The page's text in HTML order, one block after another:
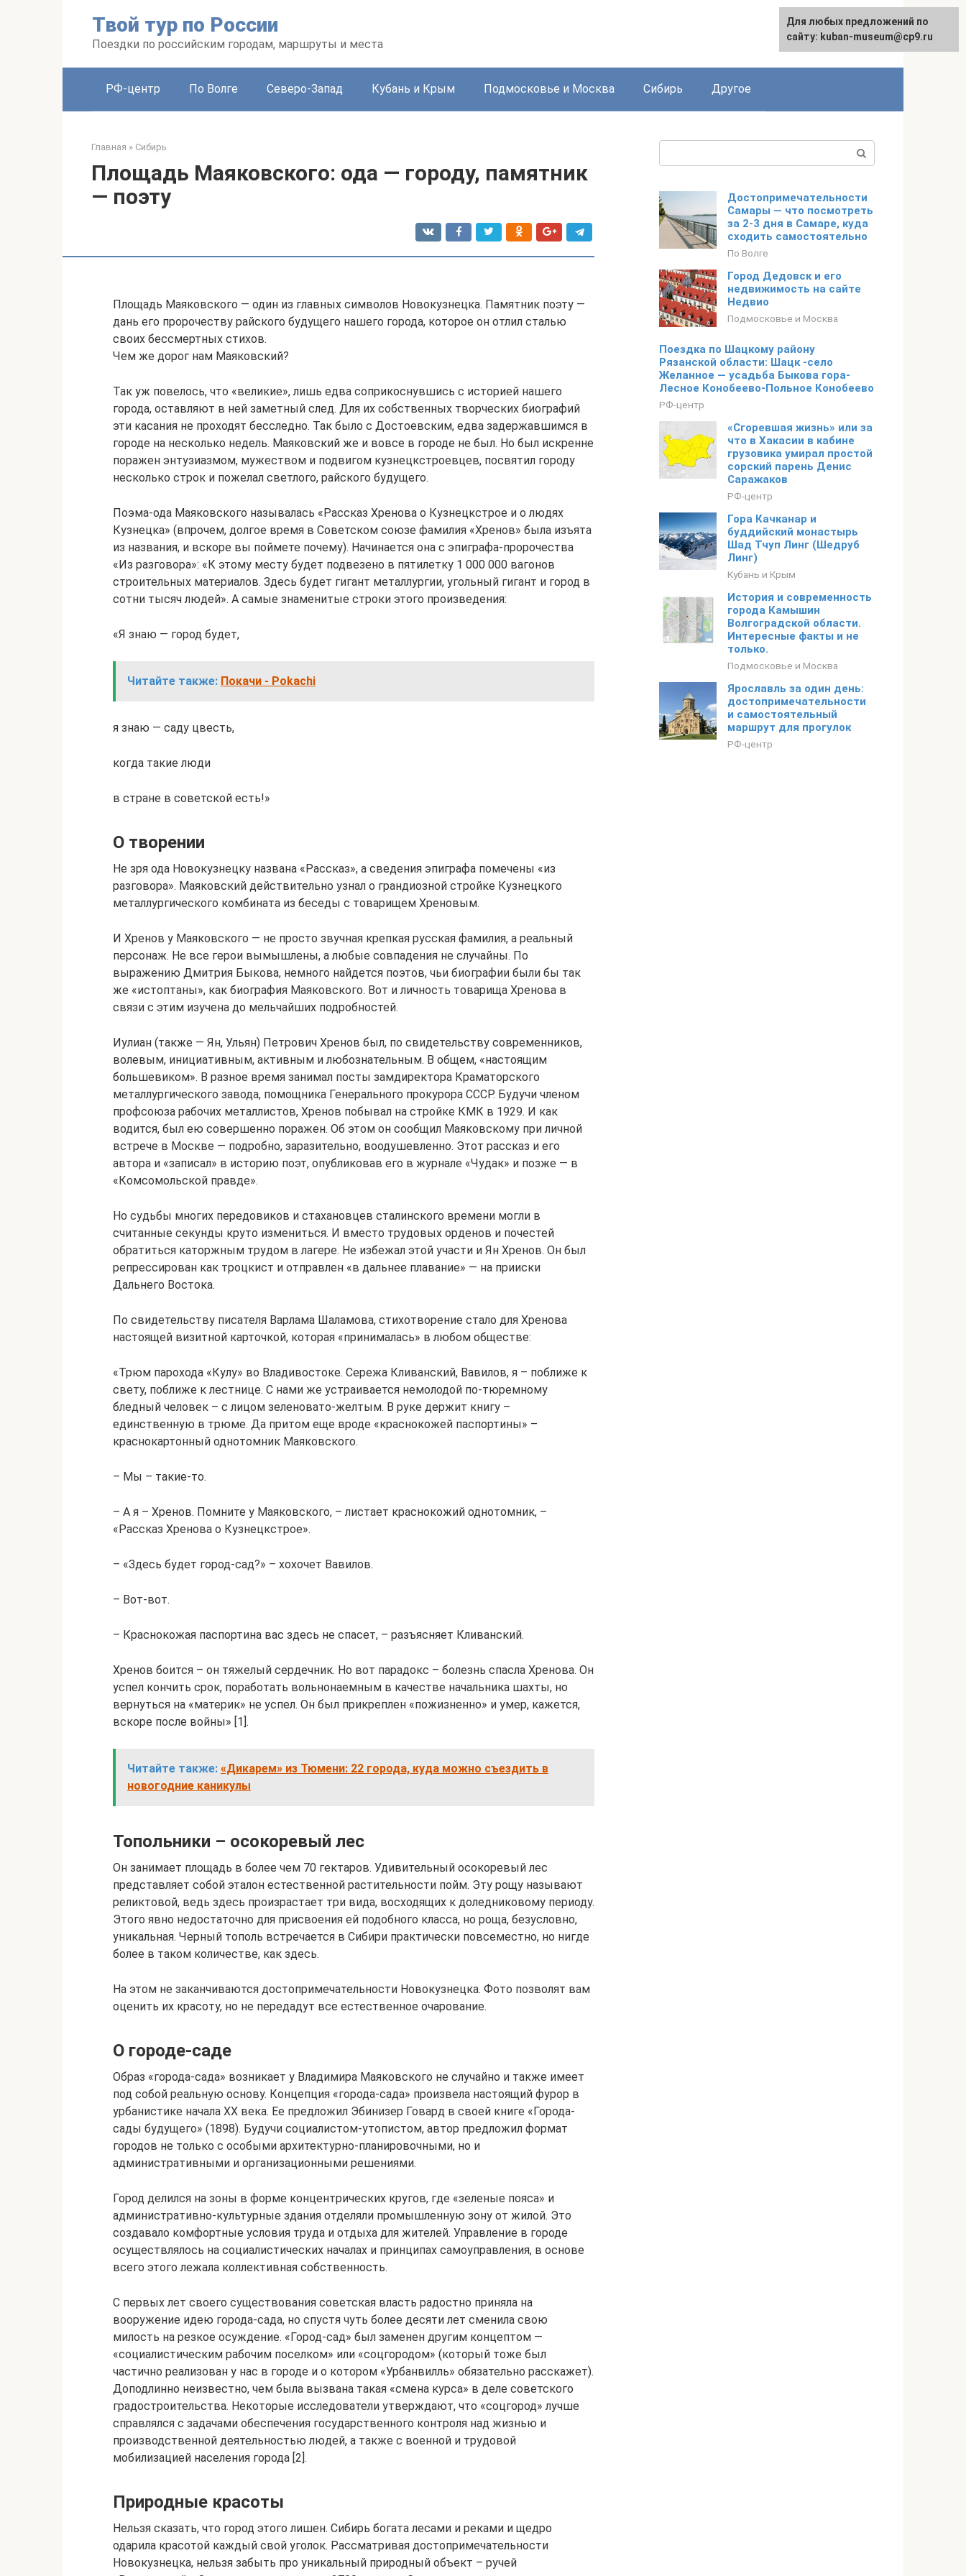
Твой тур по России
Поездки по российским городам, маршруты и места
РФ-центр По Волге Северо-Запад Кубань и Крым Подмосковье и Москва Сибирь Другое
Главная » Сибирь
Площадь Маяковского: ода — городу, памятник
— поэту
Площадь Маяковского — один из главных символов Новокузнецка. Памятник поэту —
дань его пророчеству райского будущего нашего города, которое он отлил сталью
своих бессмертных стихов.
Чем же дорог нам Маяковский?
Так уж повелось, что «великие», лишь едва соприкоснувшись с историей нашего
города, оставляют в ней заметный след. Для их собственных творческих биографий
эти касания не проходят бесследно. Так было с Достоевским, едва задержавшимся в
городе на несколько недель. Маяковский же и вовсе в городе не был. Но был искренне
поражен энтузиазмом, мужеством и подвигом кузнецкстроевцев, посвятил городу
несколько строк и пожелал светлого, райского будущего.
Поэма-ода Маяковского называлась «Рассказ Хренова о Кузнецкстрое и о людях
Кузнецка» (впрочем, долгое время в Советском союзе фамилия «Хренов» была изъята
из названия, и вскоре вы поймете почему). Начинается она с эпиграфа-пророчества
«Из разговора»: «К этому месту будет подвезено в пятилетку 1 000 000 вагонов
строительных материалов. Здесь будет гигант металлургии, угольный гигант и город в
сотни тысяч людей». А самые знаменитые строки этого произведения:
«Я знаю — город будет,
Читайте также: Покачи - Pokachi
я знаю — саду цвесть,
когда такие люди
в стране в советской есть!»
О творении
Не зря ода Новокузнецку названа «Рассказ», а сведения эпиграфа помечены «из
разговора». Маяковский действительно узнал о грандиозной стройке Кузнецкого
металлургического комбината из беседы с товарищем Хреновым.
И Хренов у Маяковского — не просто звучная крепкая русская фамилия, а реальный
персонаж. Не все герои вымышлены, а любые совпадения не случайны. По
выражению Дмитрия Быкова, немного найдется поэтов, чьи биографии были бы так
же «истоптаны», как биография Маяковского. Вот и личность товарища Хренова в
связи с этим изучена до мельчайших подробностей.
Иулиан (также — Ян, Ульян) Петрович Хренов был, по свидетельству современников,
волевым, инициативным, активным и любознательным. В общем, «настоящим
большевиком». В разное время занимал посты замдиректора Краматорского
металлургического завода, помощника Генерального прокурора СССР. Будучи членом
профсоюза рабочих металлистов, Хренов побывал на стройке КМК в 1929. И как
водится, был ею совершенно поражен. Об этом он сообщил Маяковскому при личной
встрече в Москве — подробно, заразительно, воодушевленно. Этот рассказ и его
автора и «записал» в историю поэт, опубликовав его в журнале «Чудак» и позже — в
«Комсомольской правде».
Но судьбы многих передовиков и стахановцев сталинского времени могли в
считанные секунды круто измениться. И вместо трудовых орденов и почестей
обратиться каторжным трудом в лагере. Не избежал этой участи и Ян Хренов. Он был
репрессирован как троцкист и отправлен «в дальнее плавание» — на прииски
Дальнего Востока.
По свидетельству писателя Варлама Шаламова, стихотворение стало для Хренова
настоящей визитной карточкой, которая «принималась» в любом обществе:
«Трюм парохода «Кулу» во Владивостоке. Сережа Кливанский, Вавилов, я – поближе к
свету, поближе к лестнице. С нами же устраивается немолодой по-тюремному
бледный человек – с лицом зеленовато-желтым. В руке держит книгу –
единственную в трюме. Да притом еще вроде «краснокожей паспортины» –
краснокартонный однотомник Маяковского.
– Мы – такие-то.
– А я – Хренов. Помните у Маяковского, – листает краснокожий однотомник, –
«Рассказ Хренова о Кузнецкстрое».
– «Здесь будет город-сад?» – хохочет Вавилов.
– Вот-вот.
– Краснокожая паспортина вас здесь не спасет, – разъясняет Кливанский.
Хренов боится – он тяжелый сердечник. Но вот парадокс – болезнь спасла Хренова. Он
успел кончить срок, поработать вольнонаемным в качестве начальника шахты, но
вернуться на «материк» не успел. Он был прикреплен «пожизненно» и умер, кажется,
вскоре после войны» [1].
Читайте также: «Дикарем» из Тюмени: 22 города, куда можно съездить в
новогодние каникулы
Топольники – осокоревый лес
Он занимает площадь в более чем 70 гектаров. Удивительный осокоревый лес
представляет собой эталон естественной растительности пойм. Эту рощу называют
реликтовой, ведь здесь произрастает три вида, восходящих к доледниковому периоду.
Этого явно недостаточно для присвоения ей подобного класса, но роща, безусловно,
уникальная. Черный тополь встречается в Сибири практически повсеместно, но нигде
более в таком количестве, как здесь.
На этом не заканчиваются достопримечательности Новокузнецка. Фото позволят вам
оценить их красоту, но не передадут все естественное очарование.
О городе-саде
Образ «города-сада» возникает у Владимира Маяковского не случайно и также имеет
под собой реальную основу. Концепция «города-сада» произвела настоящий фурор в
урбанистике начала XX века. Ее предложил Эбинизер Говард в своей книге «Города-
сады будущего» (1898). Будучи социалистом-утопистом, автор предложил формат
городов не только с особыми архитектурно-планировочными, но и
административными и организационными решениями.
Город делился на зоны в форме концентрических кругов, где «зеленые пояса» и
административно-культурные здания отделяли промышленную зону от жилой. Это
создавало комфортные условия труда и отдыха для жителей. Управление в городе
осуществлялось на социалистических началах и принципах самоуправления, в основе
всего этого лежала коллективная собственность.
С первых лет своего существования советская власть радостно приняла на
вооружение идею города-сада, но спустя чуть более десяти лет сменила свою
милость на резкое осуждение. «Город-сад» был заменен другим концептом —
«социалистическим рабочим поселком» или «соцгородом» (который тоже был
частично реализован у нас в городе и о котором «Урбанвилль» обязательно расскажет).
Доподлинно неизвестно, чем была вызвана такая «смена курса» в деле советского
градостроительства. Некоторые исследователи утверждают, что «соцгород» лучше
справлялся с задачами обеспечения государственного контроля над жизнью и
производственной деятельностью людей, а также с военной и трудовой
мобилизацией населения города [2].
Природные красоты
Нельзя сказать, что город этого лишен. Сибирь богата лесами и реками и щедро
одарила красотой каждый свой уголок. Рассматривая достопримечательности
Новокузнецка, нельзя забыть про уникальный природный объект – ручей
Достопримечательности
Самары — что посмотреть
за 2-3 дня в Самаре, куда
сходить самостоятельно
По Волге
Город Дедовск и его
недвижимость на сайте
Недвио
Подмосковье и Москва
Поездка по Шацкому району
Рязанской области: Шацк -село
Желанное — усадьба Быкова гора-
Лесное Конобеево-Польное Конобеево
РФ-центр
«Сгоревшая жизнь» или за
что в Хакасии в кабине
грузовика умирал простой
сорский парень Денис
Саражаков
РФ-центр
Гора Качканар и
буддийский монастырь
Шад Тчуп Линг (Шедруб
Линг)
Кубань и Крым
История и современность
города Камышин
Волгоградской области.
Интересные факты и не
только.
Подмосковье и Москва
Ярославль за один день:
достопримечательности
и самостоятельный
маршрут для прогулок
РФ-центр
Для любых предложений по
сайту: kuban-museum@cp9.ru